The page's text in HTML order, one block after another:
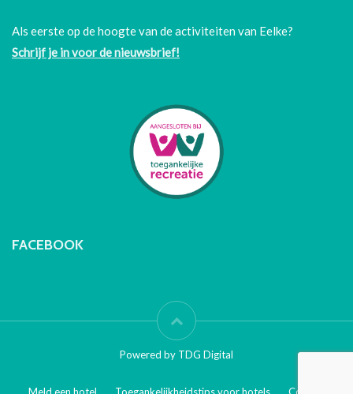
Als eerste op de hoogte van de activiteiten van Eelke?
Schrijf je in voor de nieuwsbrief!
FACEBOOK
Powered by TDG Digital